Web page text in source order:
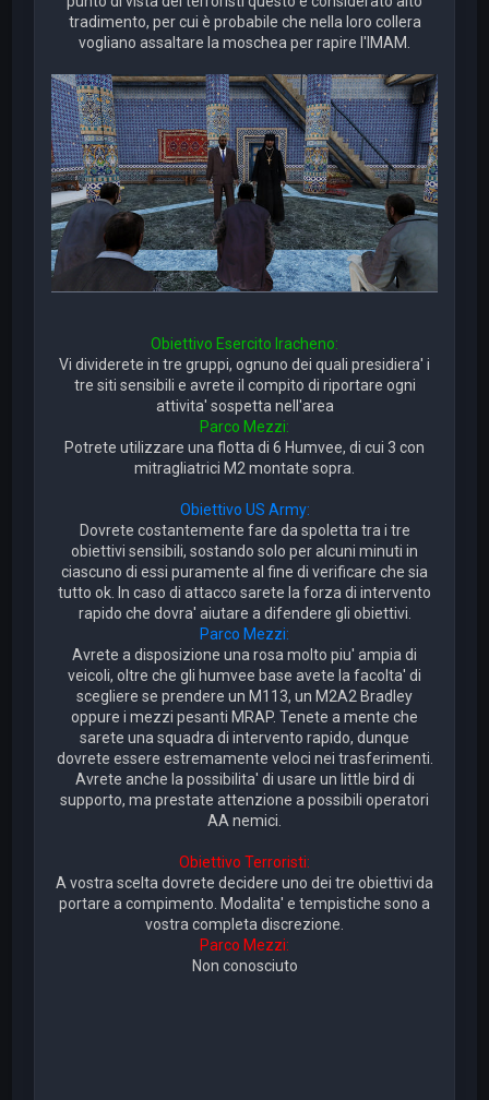
tradimento, per cui è probabile che nella loro collera
vogliano assaltare la moschea per rapire l'IMAM.
Obiettivo Esercito Iracheno:
Vi dividerete in tre gruppi, ognuno dei quali presidiera' i
tre siti sensibili e avrete il compito di riportare ogni
attivita' sospetta nell'area
Parco Mezzi:
Potrete utilizzare una flotta di 6 Humvee, di cui 3 con
mitragliatrici M2 montate sopra.
Obiettivo US Army:
Dovrete costantemente fare da spoletta tra i tre
obiettivi sensibili, sostando solo per alcuni minuti in
ciascuno di essi puramente al fine di verificare che sia
tutto ok. In caso di attacco sarete la forza di intervento
rapido che dovra' aiutare a difendere gli obiettivi.
Parco Mezzi:
Avrete a disposizione una rosa molto piu' ampia di
veicoli, oltre che gli humvee base avete la facolta' di
scegliere se prendere un M113, un M2A2 Bradley
oppure i mezzi pesanti MRAP. Tenete a mente che
sarete una squadra di intervento rapido, dunque
dovrete essere estremamente veloci nei trasferimenti.
Avrete anche la possibilita' di usare un little bird di
supporto, ma prestate attenzione a possibili operatori
AA nemici.
Obiettivo Terroristi:
A vostra scelta dovrete decidere uno dei tre obiettivi da
portare a compimento. Modalita' e tempistiche sono a
vostra completa discrezione.
Parco Mezzi:
Non conosciuto